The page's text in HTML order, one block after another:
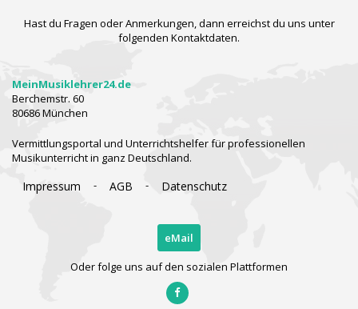
Hast du Fragen oder Anmerkungen, dann erreichst du uns unter
folgenden Kontaktdaten.
MeinMusiklehrer24.de
Berchemstr. 60
80686 München
Vermittlungsportal und Unterrichtshelfer für professionellen
Musikunterricht in ganz Deutschland.
Impressum - AGB - Datenschutz
eMail
Oder folge uns auf den sozialen Plattformen